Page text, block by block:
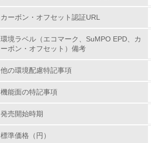
非該当（包装・物流を必要
15. <L1> 環境負荷ができるだ
16. <L2> 環境負荷ができるだ
カーボン・オフセット認証URL
環境ラベル（エコマーク、SuMPO EPD、カ
ーボン・オフセット）備考
他の環境配慮特記事項
機能面の特記事項
発売開始時期
標準価格（円）